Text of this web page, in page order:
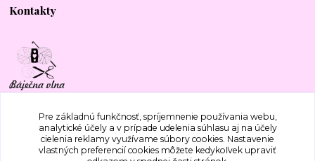
Kontakty
+421 917 577 388
bajecnavlna@gmail.com
Pre základnú funkčnosť, spríjemnenie používania webu,
analytické účely a v prípade udelenia súhlasu aj na účely
cielenia reklamy využívame súbory cookies. Nastavenie
vlastných preferencií cookies môžete kedykoľvek upraviť